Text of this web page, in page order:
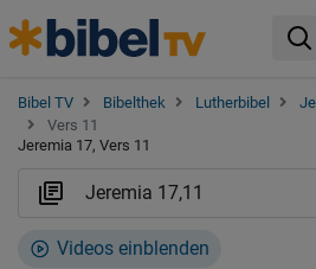
Bibel TV Bibelthek Lutherbibel
Vers 11
Jeremia 17, Vers 11
Videos einblenden